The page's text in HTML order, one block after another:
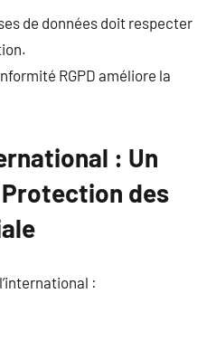
de données doit respecter
RGPD améliore la
: Un
des
: